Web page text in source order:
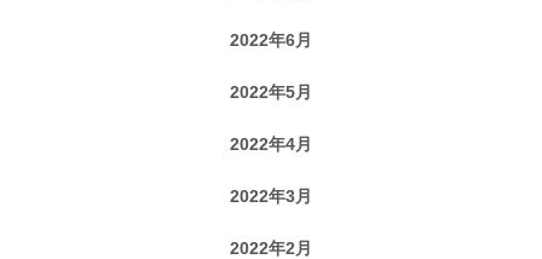
2022年6月
2022年5月
2022年4月
2022年3月
2022年2月